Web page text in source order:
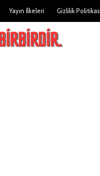
Yayın İlkeleri Gizlilik